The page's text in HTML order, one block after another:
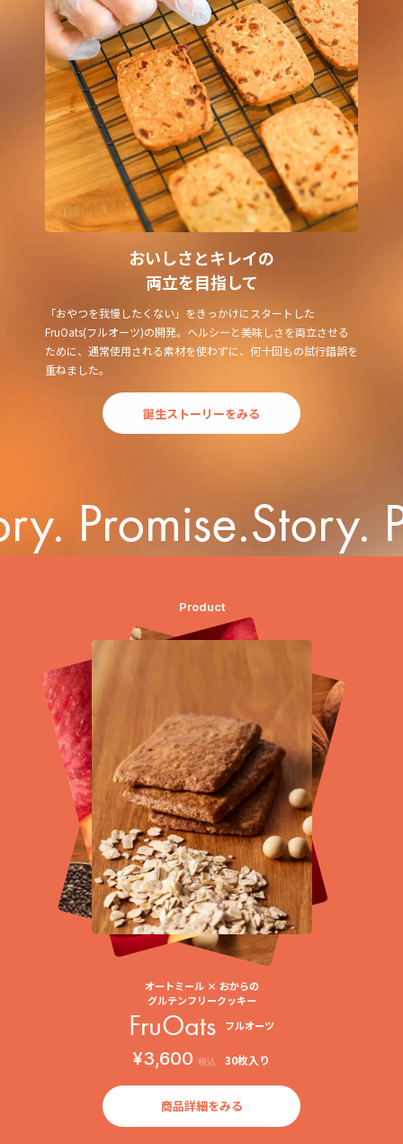
おいしさとキレイの
両立を目指して
「おやつを我慢したくない」をきっかけにスタートした
FruOats(フルオーツ)の開発。ヘルシーと美味しさを両立させる
ために、通常使用される素材を使わずに、何十回もの試行錯誤を
重ねました。
誕生ストーリーをみる
Product
オートミール × おからの
グルテンフリークッキー
FruOats フルオーツ
¥3,600 税込 30枚入り
商品詳細をみる